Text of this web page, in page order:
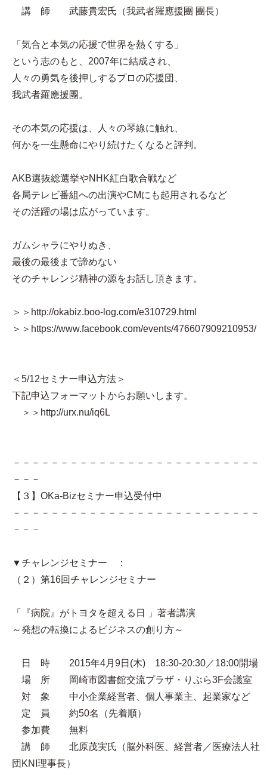
講 師 武藤貴宏氏（我武者羅應援團 團長）
「気合と本気の応援で世界を熱くする」
という志のもと、2007年に結成され、
人々の勇気を後押しするプロの応援団、
我武者羅應援團。
その本気の応援は、人々の琴線に触れ、
何かを一生懸命にやり続けたくなると評判。
AKB選抜総選挙やNHK紅白歌合戦など
各局テレビ番組への出演やCMにも起用されるなど
その活躍の場は広がっています。
ガムシャラにやりぬき、
最後の最後まで諦めない
そのチャレンジ精神の源をお話し頂きます。
＞＞http://okabiz.boo-log.com/e310729.html
＞＞https://www.facebook.com/events/476607909210953/
＜5/12セミナー申込方法＞
下記申込フォーマットからお願いします。
＞＞http://urx.nu/iq6L
－－－－－－－－－－－－－－－－－－－－－－－－－－
－－－
【３】OKa-Bizセミナー申込受付中
－－－－－－－－－－－－－－－－－－－－－－－－－－
－－－
▼チャレンジセミナー ：
（２）第16回チャレンジセミナー
「『病院』がトヨタを超える日 」著者講演
～発想の転換によるビジネスの創り方～
日 時 2015年4月9日(木) 18:30-20:30／18:00開場
場 所 岡崎市図書館交流プラザ・りぶら3F会議室
対 象 中小企業経営者、個人事業主、起業家など
定 員 約50名（先着順）
参加費 無料
講 師 北原茂実氏（脳外科医、経営者／医療法人社
団KNI理事長）